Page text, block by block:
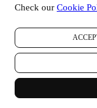
Check our Cookie
una cuenta en el
relacionadas
grupo, y
sus
electrónico,
medios
relacionarán
aperturas de